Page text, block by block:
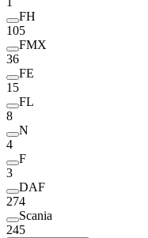
FH
105
FMX
36
FE
15
FL
8
N
4
F
3
DAF
274
Scania
245